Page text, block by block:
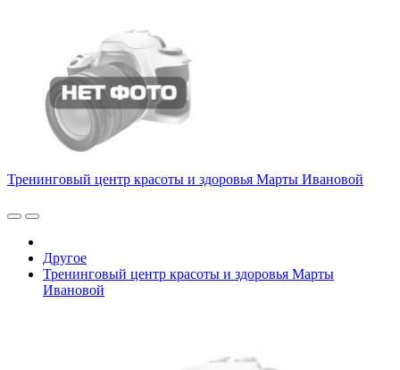
Тренинговый центр красоты и здоровья Марты Ивановой
Другое
Тренинговый центр красоты и здоровья Марты
Ивановой